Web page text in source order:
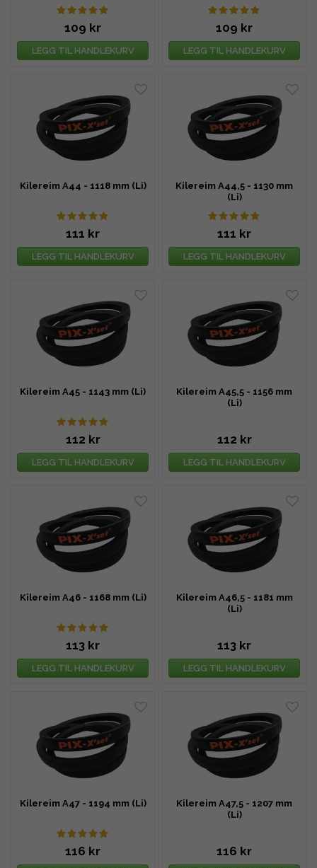
109 kr
LEGG TIL HANDLEKURV
109 kr
LEGG TIL HANDLEKURV
Kilereim A44 - 1118 mm (Li)
111 kr
LEGG TIL HANDLEKURV
Kilereim A44,5 - 1130 mm
(Li)
111 kr
LEGG TIL HANDLEKURV
Kilereim A45 - 1143 mm (Li)
112 kr
LEGG TIL HANDLEKURV
Kilereim A45,5 - 1156 mm
(Li)
112 kr
LEGG TIL HANDLEKURV
Kilereim A46 - 1168 mm (Li)
113 kr
LEGG TIL HANDLEKURV
Kilereim A46,5 - 1181 mm
(Li)
113 kr
LEGG TIL HANDLEKURV
Kilereim A47 - 1194 mm (Li)
116 kr
Kilereim A47,5 - 1207 mm
(Li)
116 kr